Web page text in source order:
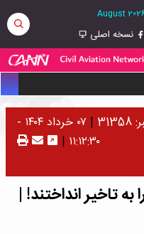
نسخه اصلی
|
۰۷ خرداد ۱۴۰۴ -
۱۱:۱۲:۳۰ |
به تاخیر انداختند! |